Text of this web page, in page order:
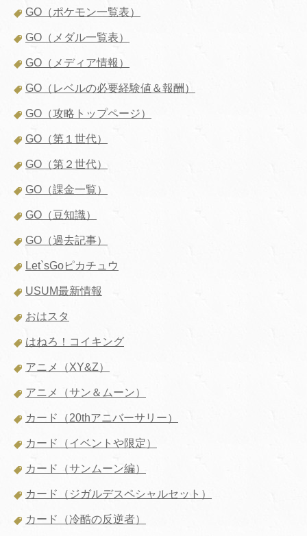
GO（ポケモン一覧表）
GO（メダル一覧表）
GO（メディア情報）
GO（レベルの必要経験値＆報酬）
GO（攻略トップページ）
GO（第１世代）
GO（第２世代）
GO（課金一覧）
GO（豆知識）
GO（過去記事）
Let`sGoピカチュウ
USUM最新情報
おはスタ
はねろ！コイキング
アニメ（XY&Z）
アニメ（サン＆ムーン）
カード（20thアニバーサリー）
カード（イベントや限定）
カード（サンムーン編）
カード（ジガルデスペシャルセット）
カード（冷酷の反逆者）